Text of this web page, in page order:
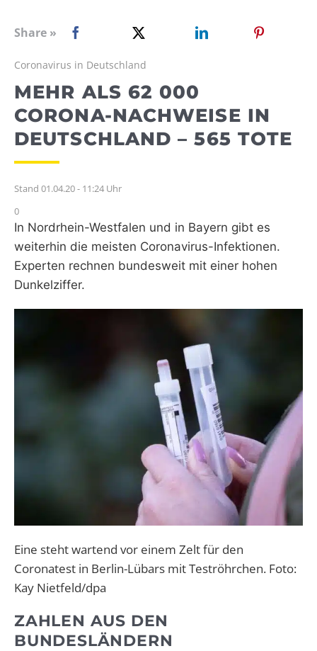
Share »
Coronavirus in Deutschland
MEHR ALS 62 000
CORONA-NACHWEISE IN
DEUTSCHLAND – 565 TOTE
Stand 01.04.20 - 11:24 Uhr
0
In Nordrhein-Westfalen und in Bayern gibt es
weiterhin die meisten Coronavirus-Infektionen.
Experten rechnen bundesweit mit einer hohen
Dunkelziffer.
Eine steht wartend vor einem Zelt für den
Coronatest in Berlin-Lübars mit Teströhrchen. Foto:
Kay Nietfeld/dpa
ZAHLEN AUS DEN
BUNDESLÄNDERN